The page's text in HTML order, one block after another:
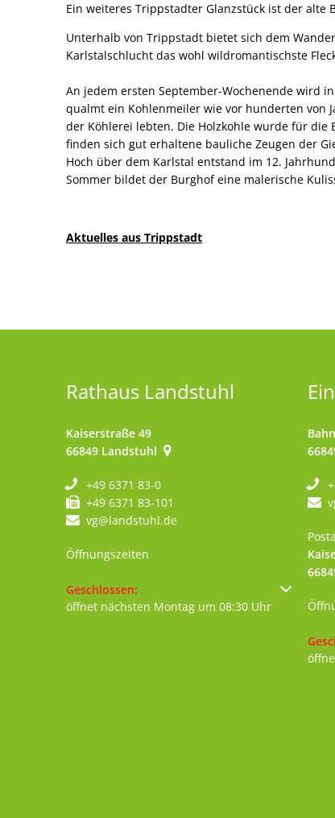
Ein weiteres Trippstadter Glanzstück ist der
Unterhalb von Trippstadt bietet sich dem
Karlstalschlucht das wohl wildromantischste
An jedem ersten September-Wochenende wird
qualmt ein Kohlenmeiler wie vor hunderten von
der Köhlerei lebten. Die Holzkohle wurde für
finden sich gut erhaltene bauliche Zeugen der
Hoch über dem Karlstal entstand im 12.
Sommer bildet der Burghof eine malerische
Aktuelles aus Trippstadt
Rathaus Landstuhl
Kaiserstraße 49
66849 Landstuhl
+49 6371 83-0
+49 6371 83-101
vg@landstuhl.de
Öffnungszeiten
Klicken, um weitere Öffnungs- oder Schließzeiten
Geschlossen:
öffnet nächsten Montag um 08:30 Uhr